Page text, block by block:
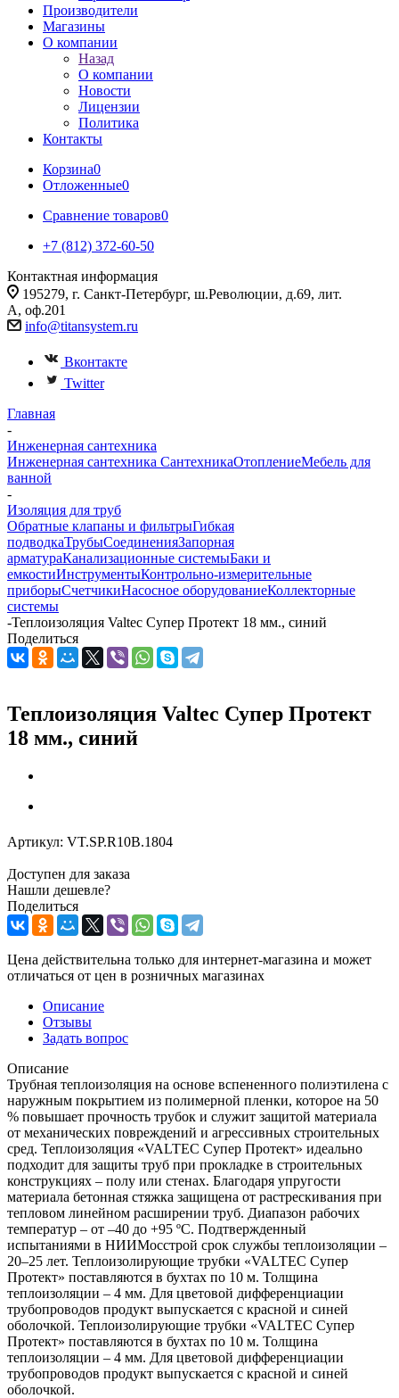
Производители
Магазины
О компании
Назад
О компании
Новости
Лицензии
Политика
Контакты
Корзина0
Отложенные0
Сравнение товаров0
+7 (812) 372-60-50
Контактная информация
195279, г. Санкт-Петербург, ш.Революции, д.69, лит.
А, оф.201
info@titansystem.ru
Вконтакте
Twitter
Главная
-
Инженерная сантехника
Инженерная сантехника СантехникаОтоплениеМебель для
ванной
-
Изоляция для труб
Обратные клапаны и фильтрыГибкая
подводкаТрубыСоединенияЗапорная
арматураКанализационные системыБаки и
емкостиИнструментыКонтрольно-измерительные
приборыСчетчикиНасосное оборудованиеКоллекторные
системы
-Теплоизоляция Valtec Супер Протект 18 мм., синий
Поделиться
Теплоизоляция Valtec Супер Протект
18 мм., синий
Артикул: VT.SP.R10B.1804
Доступен для заказа
Нашли дешевле?
Поделиться
Цена действительна только для интернет-магазина и может
отличаться от цен в розничных магазинах
Описание
Отзывы
Задать вопрос
Описание
Трубная теплоизоляция на основе вспененного полиэтилена с
наружным покрытием из полимерной пленки, которое на 50
% повышает прочность трубок и служит защитой материала
от механических повреждений и агрессивных строительных
сред. Теплоизоляция «VALTEC Супер Протект» идеально
подходит для защиты труб при прокладке в строительных
конструкциях – полу или стенах. Благодаря упругости
материала бетонная стяжка защищена от растрескивания при
тепловом линейном расширении труб. Диапазон рабочих
температур – от –40 до +95 ºС. Подтвержденный
испытаниями в НИИМосстрой срок службы теплоизоляции –
20–25 лет. Теплоизолирующие трубки «VALTEC Супер
Протект» поставляются в бухтах по 10 м. Толщина
теплоизоляции – 4 мм. Для цветовой дифференциации
трубопроводов продукт выпускается с красной и синей
оболочкой. Теплоизолирующие трубки «VALTEC Супер
Протект» поставляются в бухтах по 10 м. Толщина
теплоизоляции – 4 мм. Для цветовой дифференциации
трубопроводов продукт выпускается с красной и синей
оболочкой.